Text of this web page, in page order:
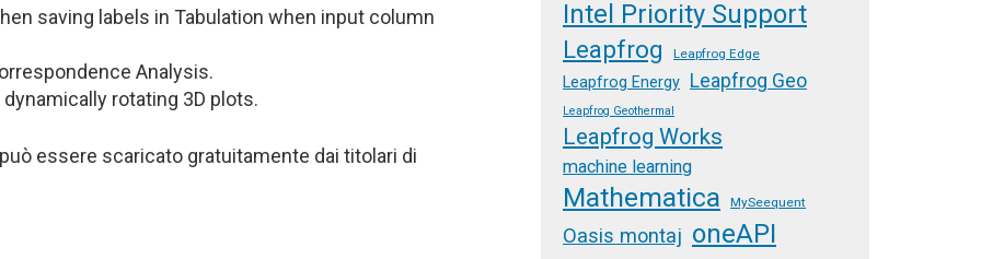
saving labels in Tabulation when input column
Analysis.
rotating 3D plots.
essere scaricato gratuitamente dai titolari di
Intel Priority Support
Leapfrog Leapfrog Edge
Leapfrog Energy Leapfrog Geo
Leapfrog Geothermal
Leapfrog Works
machine learning
Mathematica MySeequent
Oasis montaj oneAPI